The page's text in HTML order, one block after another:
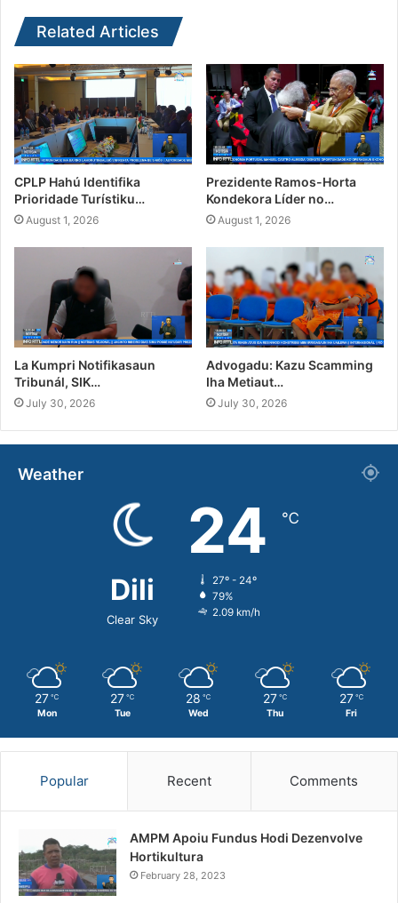
Related Articles
CPLP Hahú Identifika
Prioridade Turístiku…
August 1, 2026
Prezidente Ramos-Horta
Kondekora Líder no…
August 1, 2026
La Kumpri Notifikasaun
Tribunál, SIK…
July 30, 2026
Advogadu: Kazu Scamming
Iha Metiaut…
July 30, 2026
Weather
Dili
Clear Sky
24 ℃
27º - 24º
79%
2.09 km/h
27 ℃
Mon
27 ℃
Tue
28 ℃
Wed
27 ℃
Thu
27 ℃
Fri
Popular Recent Comments
AMPM Apoiu Fundus Hodi Dezenvolve
Hortikultura
February 28, 2023